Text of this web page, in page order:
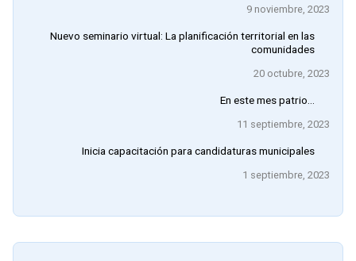
9 noviembre, 2023
Nuevo seminario virtual: La planificación territorial en las
comunidades
20 octubre, 2023
En este mes patrio…
11 septiembre, 2023
Inicia capacitación para candidaturas municipales
1 septiembre, 2023